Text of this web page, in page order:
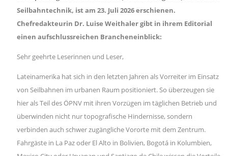
Seilbahntechnik, ist am 23. Juli 2026 erschienen.
Chefredakteurin Dr. Luise Weithaler gibt in ihrem Editorial
einen aufschlussreichen Brancheneinblick:
Sehr geehrte Leserinnen und Leser,
Lateinamerika hat sich in den letzten Jahren als Vorreiter im Einsatz
von Seilbahnen im urbanen Raum positioniert. So überzeugen sie
hier als Teil des ÖPNV mit ihren Vorzügen im täglichen Betrieb und
überwinden nicht nur topografische Hindernisse, sondern
verbinden auch schwer zugängliche Vororte mit dem Zentrum.
Fahrgäste in La Paz oder El Alto in Bolivien, Bogotá in Kolumbien,